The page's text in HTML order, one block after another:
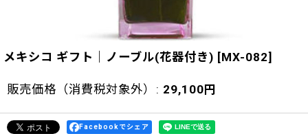
メキシコ ギフト｜ノーブル(花器付き) [MX-082]
販売価格（消費税対象外） : 29,100 円
Facebookでシェア